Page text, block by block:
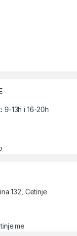
9-13h i 16-20h
132, Cetinje